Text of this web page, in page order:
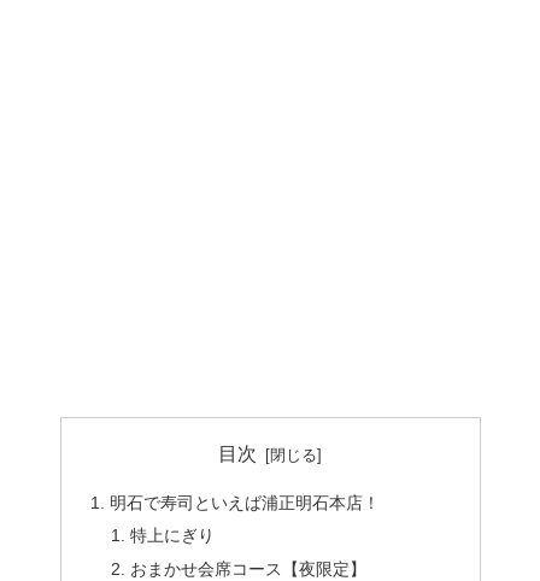
目次
明石で寿司といえば浦正明石本店！
特上にぎり
おまかせ会席コース【夜限定】